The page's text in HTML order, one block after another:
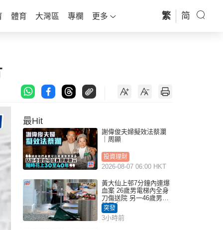
體育 大灣區 專欄 更多 繁 简
最Hit
謝偉俊夫婦擬效法蔡瀾
｜周顯
投資理財
2026-08-07 06:00 HKT
黃大仙上邨7分鐘內連爆
血案 26歲男電梯內全身
刀傷送院 另一46歲男倒
斃平台
突發
3小時前